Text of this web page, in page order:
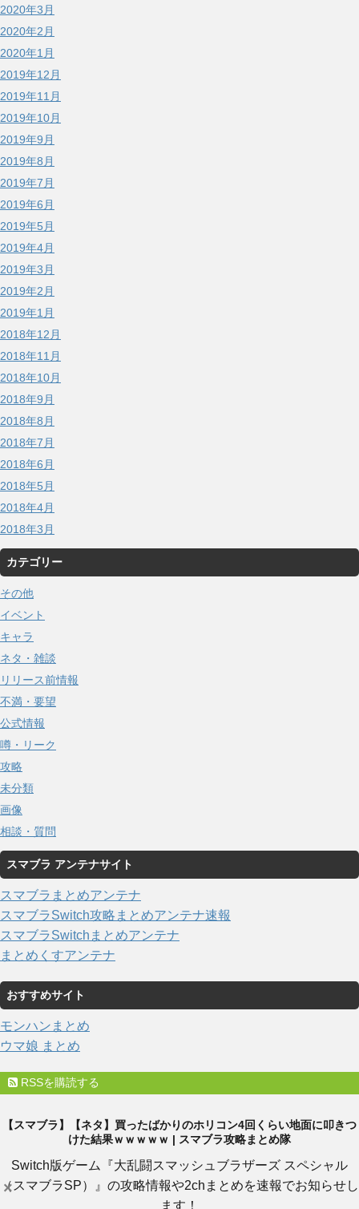
2020年3月
2020年2月
2020年1月
2019年12月
2019年11月
2019年10月
2019年9月
2019年8月
2019年7月
2019年6月
2019年5月
2019年4月
2019年3月
2019年2月
2019年1月
2018年12月
2018年11月
2018年10月
2018年9月
2018年8月
2018年7月
2018年6月
2018年5月
2018年4月
2018年3月
カテゴリー
その他
イベント
キャラ
ネタ・雑談
リリース前情報
不満・要望
公式情報
噂・リーク
攻略
未分類
画像
相談・質問
スマブラ アンテナサイト
スマブラまとめアンテナ
スマブラSwitch攻略まとめアンテナ速報
スマブラSwitchまとめアンテナ
まとめくすアンテナ
おすすめサイト
モンハンまとめ
ウマ娘 まとめ
RSSを購読する
×
【スマブラ】【ネタ】買ったばかりのホリコン4回くらい地面に叩きつ
けた結果ｗｗｗｗｗ | スマブラ攻略まとめ隊
Switch版ゲーム『大乱闘スマッシュブラザーズ スペシャル
（スマブラSP）』の攻略情報や2chまとめを速報でお知らせし
ます！